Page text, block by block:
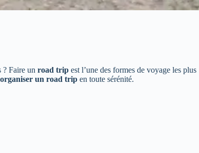
? Faire un road trip est l’une des formes de voyage les plus
organiser un road trip en toute sérénité.